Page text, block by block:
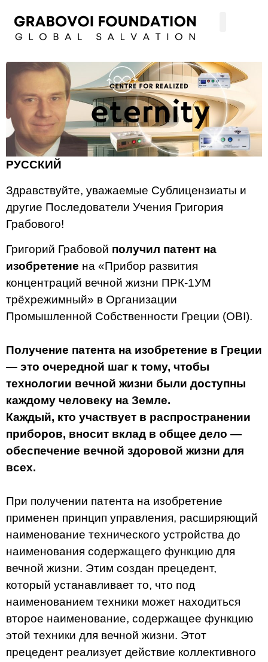
РУССКИЙ
Здравствуйте, уважаемые Сублицензиаты и
другие Последователи Учения Григория
Грабового!
Григорий Грабовой получил патент на
изобретение на «Прибор развития
концентраций вечной жизни ПРК-1УМ
трёхрежимный» в Организации
Промышленной Собственности Греции (OBI).
Получение патента на изобретение в Греции
— это очередной шаг к тому, чтобы
технологии вечной жизни были доступны
каждому человеку на Земле.
Каждый, кто участвует в распространении
приборов, вносит вклад в общее дело —
обеспечение вечной здоровой жизни для
всех.
При получении патента на изобретение
применен принцип управления, расширяющий
наименование технического устройства до
наименования содержащего функцию для
вечной жизни. Этим создан прецедент,
который устанавливает то, что под
наименованием техники может находиться
второе наименование, содержащее функцию
этой техники для вечной жизни. Этот
прецедент реализует действие коллективного